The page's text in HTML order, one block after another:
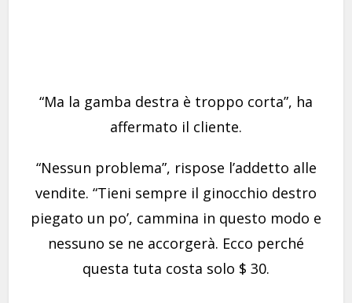
“Ma la gamba destra è troppo corta”, ha
affermato il cliente.
“Nessun problema”, rispose l’addetto alle
vendite. “Tieni sempre il ginocchio destro
piegato un po’, cammina in questo modo e
nessuno se ne accorgerà. Ecco perché
questa tuta costa solo $ 30.